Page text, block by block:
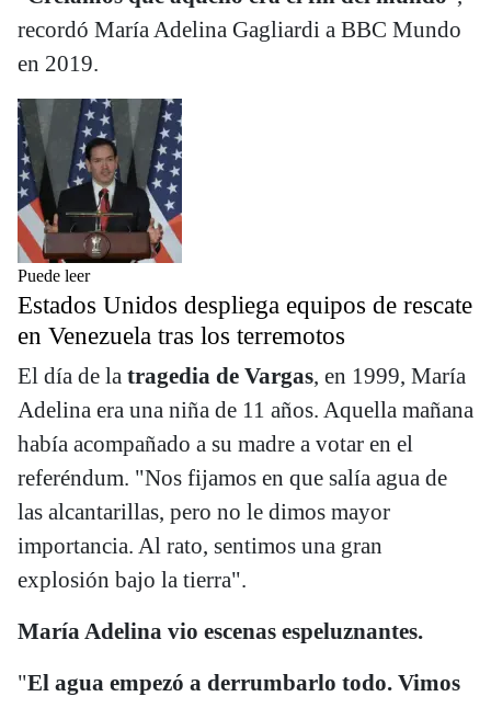
recordó María Adelina Gagliardi a BBC Mundo
en 2019.
Puede leer
Estados Unidos despliega equipos de rescate
en Venezuela tras los terremotos
El día de la tragedia de Vargas, en 1999, María
Adelina era una niña de 11 años. Aquella mañana
había acompañado a su madre a votar en el
referéndum. "Nos fijamos en que salía agua de
las alcantarillas, pero no le dimos mayor
importancia. Al rato, sentimos una gran
explosión bajo la tierra".
María Adelina vio escenas espeluznantes.
"El agua empezó a derrumbarlo todo. Vimos